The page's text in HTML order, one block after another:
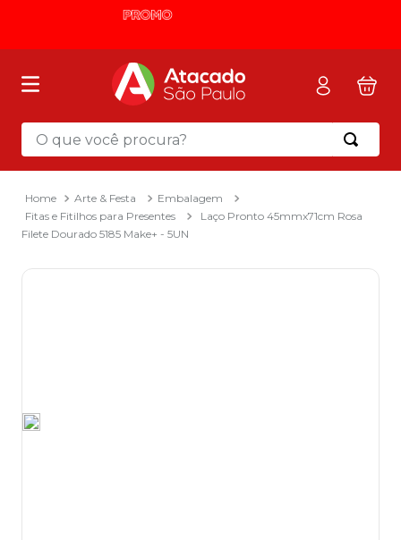
O que você procura?
Arte & Festa
Embalagem
Fitas e Fitilhos para Presentes
Laço Pronto 45mmx71cm Rosa
Filete Dourado 5185 Make+ - 5UN
Termos mais buscados
mochila
2º sacola
8